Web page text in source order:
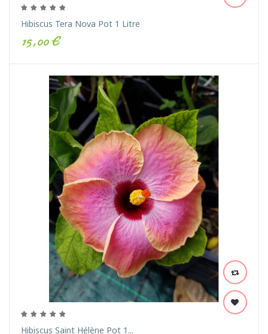
Hibiscus Tera Nova Pot 1 Litre
15,00 €
Hibiscus Saint Hélène Pot 1...